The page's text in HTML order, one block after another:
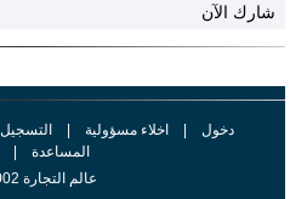
شارك الآن
دخول | اخلاء مسؤولية | التسجيل
المساعدة
|
عالم التجارة 2002 - 2026